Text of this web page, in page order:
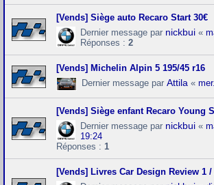
[Vends] Siège auto Recaro Start 30€
Dernier message par nickbui «
Réponses : 2
[Vends] Michelin Alpin 5 195/45 r16
Dernier message par Attila «
[Vends] Siège enfant Recaro Young
Dernier message par nickbui «
19:24
Réponses : 1
[Vends] Livres Car Design Review 1